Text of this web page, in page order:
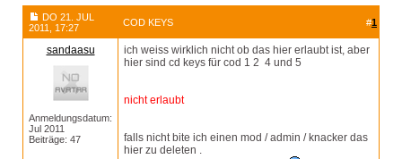
DO 21. JUL
2011, 17:27
COD KEYS #1
sandaasu
Anmeldungsdatum:
Jul 2011
Beiträge: 47
ich weiss wirklich nicht ob das hier erlaubt ist, aber
hier sind cd keys für cod 1 2 4 und 5
nicht erlaubt
falls nicht bite ich einen mod / admin / knacker das
hier zu deleten .